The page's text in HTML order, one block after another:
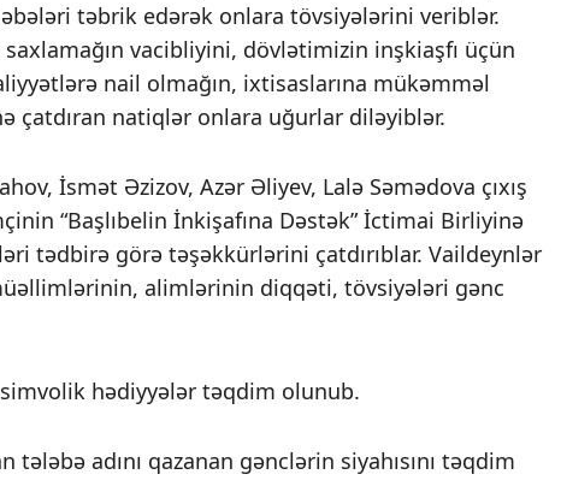
təbrik edərək onlara tövsiyələrini veriblər.
vacibliyini, dövlətimizin inşkiaşfı üçün
nail olmağın, ixtisaslarına mükəmməl
çatdıran natiqlər onlara uğurlar diləyiblər.
İsmət Əzizov, Azər Əliyev, Lalə Səmədova çıxış
“Başlıbelin İnkişafına Dəstək” İctimai Birliyinə
tədbirə görə təşəkkürlərini çatdırıblar. Vaildeynlər
alimlərinin diqqəti, tövsiyələri gənc
hədiyyələr təqdim olunub.
tələbə adını qazanan gənclərin siyahısını təqdim